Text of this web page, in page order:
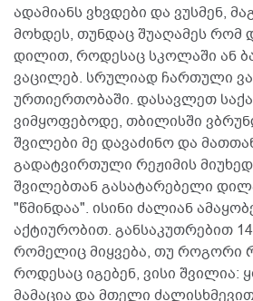
ადამიანს ვხვდები და ვუსმენ,
მოხდეს, თუნდაც შუაღამეს რომ
დილით, როდესაც სკოლაში ან
ვაცილებ. სრულიად ჩართული
ურთიერთობაში. დასავლეთ
ვიმყოფებოდე, თბილისში
შვილები მე დავაძინო და
გადატვირთული რეჟიმის
შვილებთან გასატარებელი
"წმინდაა". ისინი ძალიან
აქტიურობით. განსაკუთრებით
რომელიც მიყვება, თუ როგორი
როდესაც იგებენ, ვისი
მამაცია და მთელი